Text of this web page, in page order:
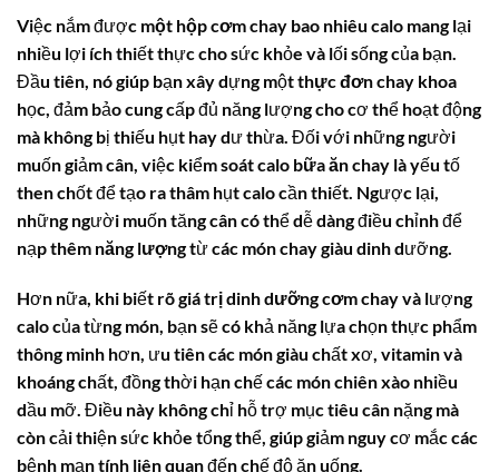
Việc nắm được một hộp cơm chay bao nhiêu calo mang lại
nhiều lợi ích thiết thực cho sức khỏe và lối sống của bạn.
Đầu tiên, nó giúp bạn xây dựng mộtthực đơn chay khoa
học, đảm bảo cung cấp đủ năng lượng cho cơ thể hoạt động
mà không bị thiếu hụt hay dư thừa. Đối với những người
muốn giảm cân, việc kiểm soátcalo bữa ăn chay là yếu tố
then chốt để tạo ra thâm hụt calo cần thiết. Ngược lại,
những người muốn tăng cân có thể dễ dàng điều chỉnh để
nạp thêm năng lượngtừ các món chay giàu dinh dưỡng.
Hơn nữa, khi biết rõgiá trị dinh dưỡng cơm chayvà lượng
calo của từng món, bạn sẽ có khả năng lựa chọn thực phẩm
thông minh hơn, ưu tiên các món giàu chất xơ, vitamin và
khoáng chất, đồng thời hạn chế các món chiên xào nhiều
dầu mỡ. Điều này không chỉ hỗ trợ mục tiêu cân nặng mà
còn cải thiện sức khỏe tổng thể, giúp giảm nguy cơ mắc các
bệnh mạn tính liên quan đến chế độ ăn uống.